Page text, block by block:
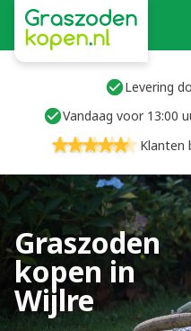
Levering
Vandaag voor 13:00
Klanten
Graszoden
kopen in
Wijlre